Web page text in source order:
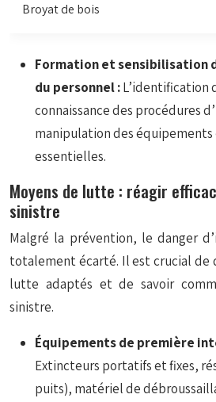
Broyat de bois
Formation et sensibilisation
du personnel :L’identification
connaissance des procédures
manipulation des
essentielles.
Moyens de lutte : réagir
sinistre
Malgré la prévention, le danger
totalement écarté. Il est crucial de
lutte adaptés et de savoir
sinistre.
Équipements de première
Extincteurs portatifs et fixes,
puits), matériel de